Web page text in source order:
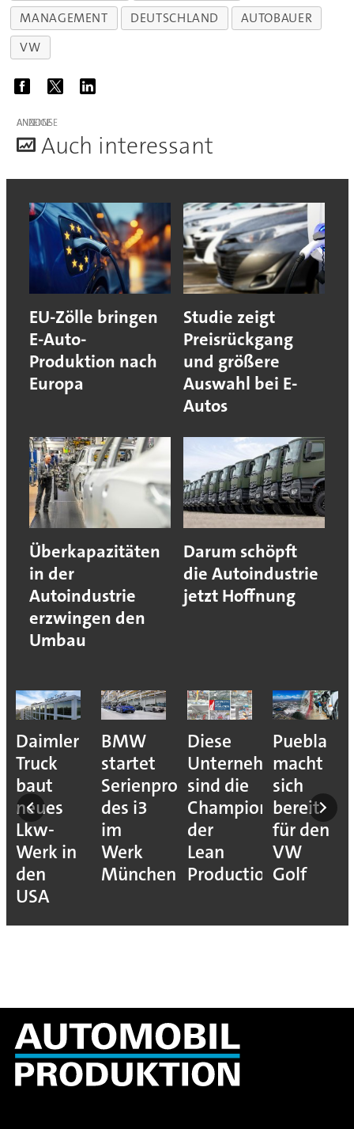
MANAGEMENT
DEUTSCHLAND
AUTOBAUER
VW
ANZEIGE
Auch interessant
EU-Zölle bringen
E-Auto-
Produktion nach
Europa
Studie zeigt
Preisrückgang
und größere
Auswahl bei E-
Autos
Überkapazitäten
in der
Autoindustrie
erzwingen den
Umbau
Darum schöpft
die Autoindustrie
jetzt Hoffnung
Daimler
Truck
baut
neues
Lkw-
Werk in
den
USA
BMW
startet
Serienproduktion
des i3
im
Werk
München
Diese
Unternehmen
sind die
Champions
der
Lean
Production
Puebla
macht
sich
bereit
für den
VW
Golf